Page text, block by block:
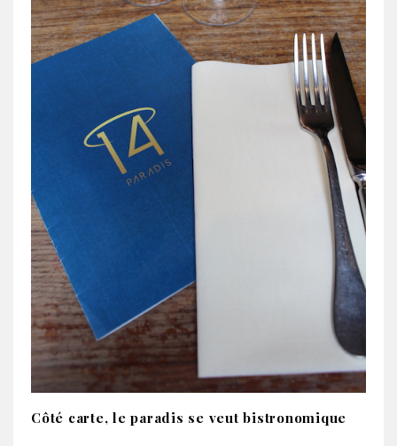
Côté carte, le paradis se veut bistronomique